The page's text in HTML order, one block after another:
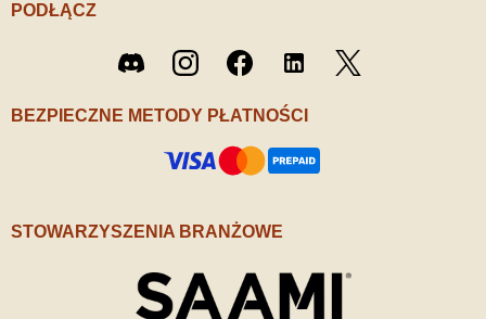
PODŁĄCZ
Discord Instagram Facebook LinkedIn
BEZPIECZNE METODY PŁATNOŚCI
STOWARZYSZENIA BRANŻOWE